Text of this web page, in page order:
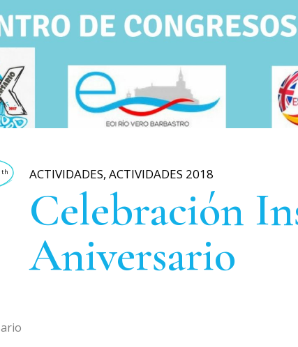
th ACTIVIDADES, ACTIVIDADES 2018
Celebración
Aniversario